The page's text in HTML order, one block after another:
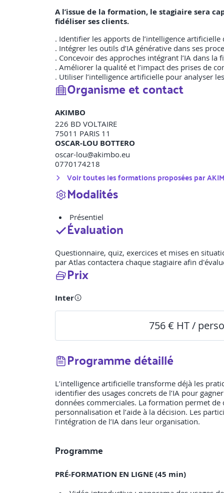
A l’issue de la formation, le stagiaire sera
fidéliser ses clients.
. Identifier les apports de l’intelligence
. Intégrer les outils d’IA générative dans ses
. Concevoir des approches intégrant l’IA dans
. Améliorer la qualité et l’impact des prises de
. Utiliser l’intelligence artificielle pour analyser
Organisme et contact
AKIMBO
226 BD VOLTAIRE
75011 PARIS 11
OSCAR-LOU BOTTERO
oscar-lou@akimbo.eu
0770174218
Voir toutes les formations proposées par
Modalités
Présentiel
Évaluation
Questionnaire, quiz, exercices et mises en
par Atlas contactera chaque stagiaire afin
Prix
Inter
756 € HT /
Programme détaillé
L’intelligence artificielle transforme déjà les
identifier des usages concrets de l’IA pour
données commerciales. La formation permet
personnalisation et l’aide à la décision. Les
l’intégration de l’IA dans leur organisation.
Programme
PRÉ-FORMATION EN LIGNE (45 min)